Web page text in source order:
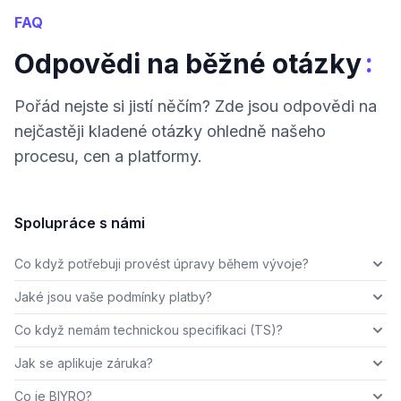
FAQ
Odpovědi na běžné otázky:
Pořád nejste si jistí něčím? Zde jsou odpovědi na
nejčastěji kladené otázky ohledně našeho
procesu, cen a platformy.
Spolupráce s námi
Co když potřebuji provést úpravy během vývoje?
Jaké jsou vaše podmínky platby?
Co když nemám technickou specifikaci (TS)?
Jak se aplikuje záruka?
Co je BIYRO?